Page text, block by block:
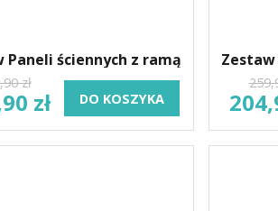
Paneli ściennych z ramą
zł
zł DO KOSZYKA
Zestaw